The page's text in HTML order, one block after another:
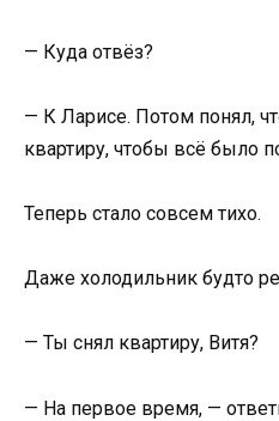
— Куда отвёз?
— К Ларисе. Потом понял,
квартиру, чтобы всё было
Теперь стало совсем тихо.
Даже холодильник будто
— Ты снял квартиру, Витя?
— На первое время, —